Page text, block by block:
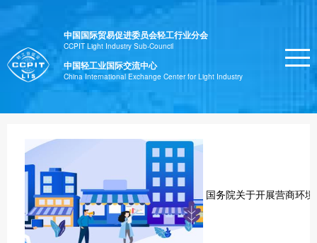
中国国际贸易促进委员会轻工行业分会
CCPIT Light Industry Sub-Council
中国轻工业国际交流中心
China International Exchange Center for Light Industry
国务院关于开展营商环